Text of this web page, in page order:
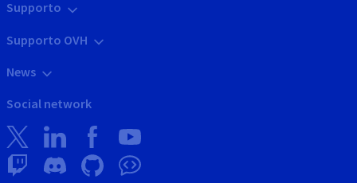
Supporto
Supporto OVH
News
Social network